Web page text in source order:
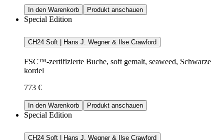
In den Warenkorb Produkt anschauen
Special Edition
CH24 Soft | Hans J. Wegner & Ilse Crawford
FSC™-zertifizierte Buche, soft gemalt, seaweed, Schwarze
kordel
773 €
In den Warenkorb Produkt anschauen
Special Edition
CH24 Soft | Hans J. Wegner & Ilse Crawford